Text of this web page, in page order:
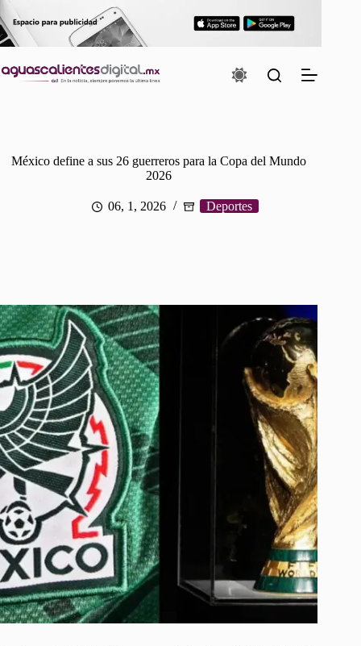
al
contenido
México define a sus 26 guerreros para la Copa del Mundo
2026
06, 1, 2026 Deportes